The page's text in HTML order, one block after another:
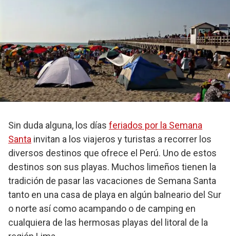
Sin duda alguna, los días feriados por la Semana
Santa invitan a los viajeros y turistas a recorrer los
diversos destinos que ofrece el Perú. Uno de estos
destinos son sus playas. Muchos limeños tienen la
tradición de pasar las vacaciones de Semana Santa
tanto en una casa de playa en algún balneario del Sur
o norte así como acampando o de camping en
cualquiera de las hermosas playas del litoral de la